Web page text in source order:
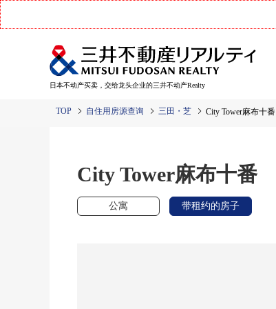
日本不动产买卖，交给龙头企业的三井不动产Realty
TOP 自住用房源查询 三田・芝 City Tower麻布十番
City Tower麻布十番
公寓 带租约的房子